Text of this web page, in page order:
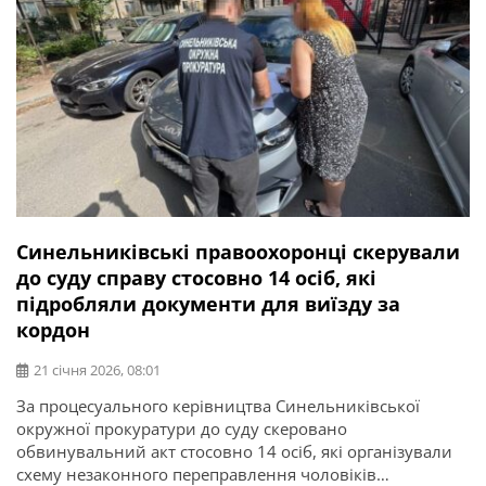
Синельниківські правоохоронці скерували
до суду справу стосовно 14 осіб, які
підробляли документи для виїзду за
кордон
21 січня 2026, 08:01
За процесуального керівництва Синельниківської
окружної прокуратури до суду скеровано
обвинувальний акт стосовно 14 осіб, які організували
схему незаконного переправлення чоловіків